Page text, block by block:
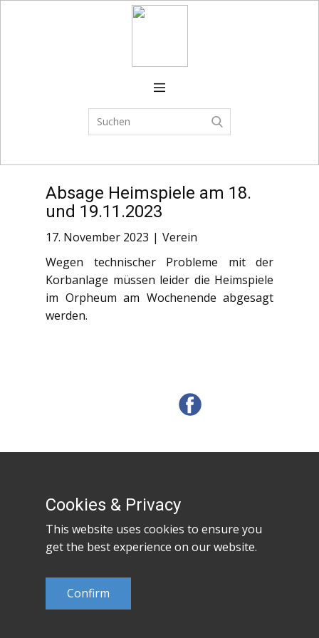
Spielplan
CAMPS
Absage Heimspiele am 18.
und 19.11.2023
17. November 2023
Verein
Wegen technischer Probleme mit der
Korbanlage müssen leider die Heimspiele
im Orpheum am Wochenende abgesagt
werden.
Cookies & Privacy
This website uses cookies to ensure you
get the best experience on our website.
Confirm